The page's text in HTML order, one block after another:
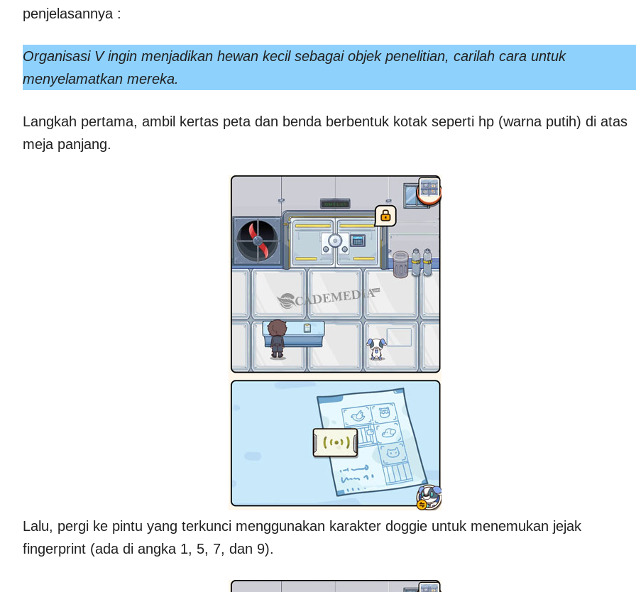
penjelasannya :
Organisasi V ingin menjadikan hewan kecil sebagai objek penelitian, carilah cara untuk
menyelamatkan mereka.
Langkah pertama, ambil kertas peta dan benda berbentuk kotak seperti hp (warna putih) di atas
meja panjang.
Lalu, pergi ke pintu yang terkunci menggunakan karakter doggie untuk menemukan jejak
fingerprint (ada di angka 1, 5, 7, dan 9).